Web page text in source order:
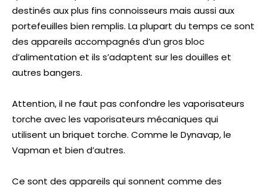
destinés aux plus fins connoisseurs mais aussi aux
portefeuilles bien remplis. La plupart du temps ce sont
des appareils accompagnés d’un gros bloc
d’alimentation et ils s’adaptent sur les douilles et
autres bangers.
Attention, il ne faut pas confondre les vaporisateurs
torche avec les vaporisateurs mécaniques qui
utilisent un briquet torche. Comme le Dynavap, le
Vapman et bien d’autres.
Ce sont des appareils qui sonnent comme des